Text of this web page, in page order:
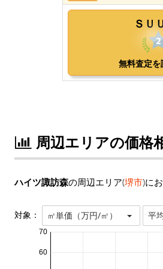
周辺エリアの価格
ハイツ諏訪森の周辺エリア(堺市)に
対象： ㎡単価（万円/㎡） 平
60
70